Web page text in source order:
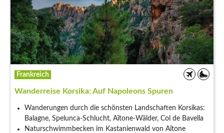
Frankreich
Wanderreise Korsika: Auf Napoleons Spuren
Wanderungen durch die schönsten Landschaften Korsikas:
Balagne, Spelunca-Schlucht, Aïtone-Wälder, Col de Bavella
Naturschwimmbecken im Kastanienwald von Aïtone